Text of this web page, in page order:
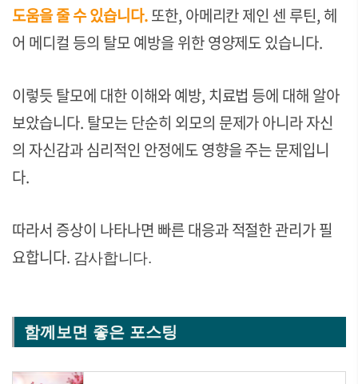
도움을 줄 수 있습니다.또한, 아메리칸 제인 센 루틴, 헤
어 메디컬 등의 탈모 예방을 위한 영양제도 있습니다.
이렇듯 탈모에 대한 이해와 예방, 치료법 등에 대해 알아
보았습니다. 탈모는 단순히 외모의 문제가 아니라 자신
의 자신감과 심리적인 안정에도 영향을 주는 문제입니
다.
따라서 증상이 나타나면 빠른 대응과 적절한 관리가 필
요합니다. 감사합니다.
함께보면 좋은 포스팅